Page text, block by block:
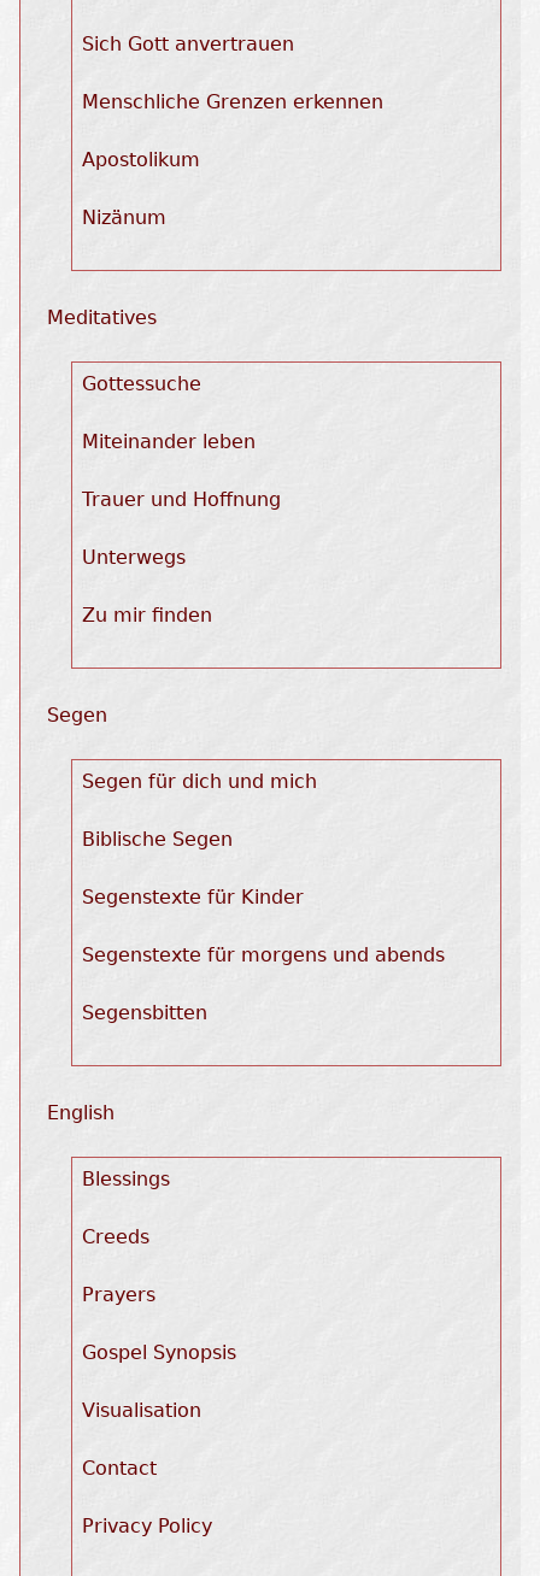
Sich Gott anvertrauen
Menschliche Grenzen erkennen
Apostolikum
Nizänum
Meditatives
Gottessuche
Miteinander leben
Trauer und Hoffnung
Unterwegs
Zu mir finden
Segen
Segen für dich und mich
Biblische Segen
Segenstexte für Kinder
Segenstexte für morgens und abends
Segensbitten
English
Blessings
Creeds
Prayers
Gospel Synopsis
Visualisation
Contact
Privacy Policy